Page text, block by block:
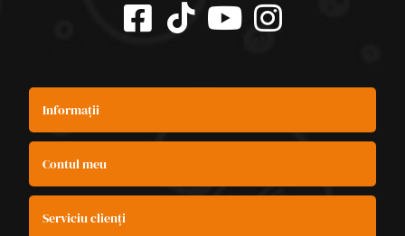
Informații
Contul meu
Serviciu clienți